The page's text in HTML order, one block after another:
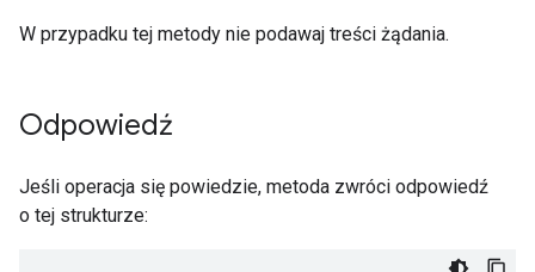
W przypadku tej metody nie podawaj treści żądania.
Odpowiedź
Jeśli operacja się powiedzie, metoda zwróci odpowiedź
o tej strukturze: